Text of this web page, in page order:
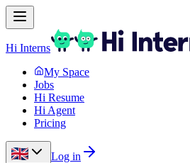
Hi Interns
My Space
Jobs
Hi Resume
Hi Agent
Pricing
Log in